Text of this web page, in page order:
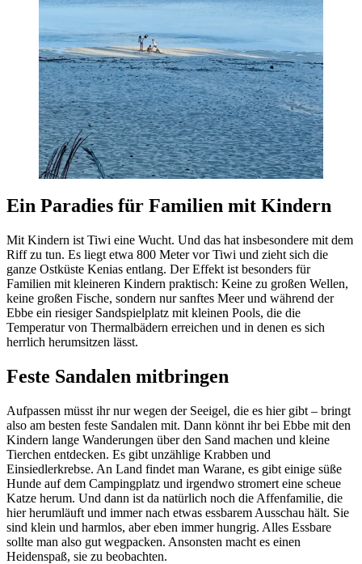
Ein Paradies für Familien mit Kindern
Mit Kindern ist Tiwi eine Wucht. Und das hat insbesondere mit dem
Riff zu tun. Es liegt etwa 800 Meter vor Tiwi und zieht sich die
ganze Ostküste Kenias entlang. Der Effekt ist besonders für
Familien mit kleineren Kindern praktisch: Keine zu großen Wellen,
keine großen Fische, sondern nur sanftes Meer und während der
Ebbe ein riesiger Sandspielplatz mit kleinen Pools, die die
Temperatur von Thermalbädern erreichen und in denen es sich
herrlich herumsitzen lässt.
Feste Sandalen mitbringen
Aufpassen müsst ihr nur wegen der Seeigel, die es hier gibt – bringt
also am besten feste Sandalen mit. Dann könnt ihr bei Ebbe mit den
Kindern lange Wanderungen über den Sand machen und kleine
Tierchen entdecken. Es gibt unzählige Krabben und
Einsiedlerkrebse. An Land findet man Warane, es gibt einige süße
Hunde auf dem Campingplatz und irgendwo stromert eine scheue
Katze herum. Und dann ist da natürlich noch die Affenfamilie, die
hier herumläuft und immer nach etwas essbarem Ausschau hält. Sie
sind klein und harmlos, aber eben immer hungrig. Alles Essbare
sollte man also gut wegpacken. Ansonsten macht es einen
Heidenspaß, sie zu beobachten.